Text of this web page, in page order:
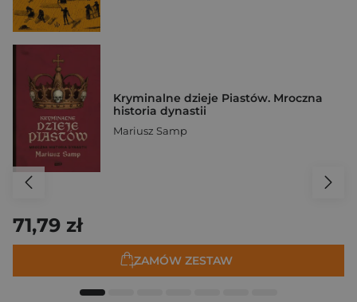
Kryminalne dzieje Piastów. Mroczna
historia dynastii
Mariusz Samp
71,79 zł
ZAMÓW ZESTAW